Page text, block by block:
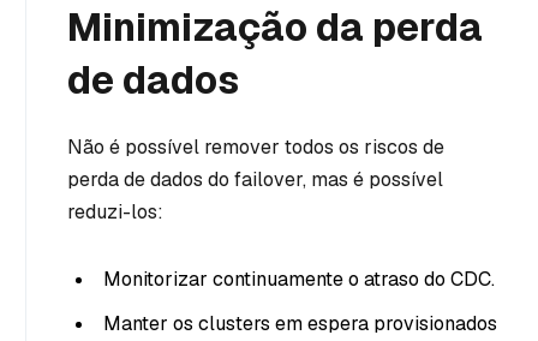
Minimização da perda
de dados
Não é possível remover todos os riscos de
perda de dados do failover, mas é possível
reduzi-los:
Monitorizar continuamente o atraso do CDC.
Manter os clusters em espera provisionados